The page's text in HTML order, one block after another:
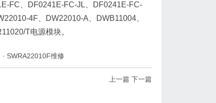
FC、DF0241E-FC-JL、DF0241E-FC-
4F、DW22010-A、DWB11004、
T电源模块。
· SWRA22010F维修
上一篇 下一篇